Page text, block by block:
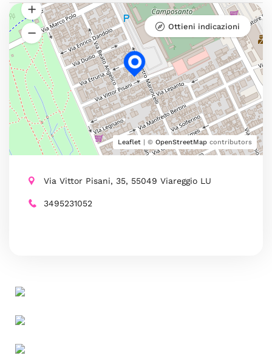
Leaflet | © OpenStreetMap contributors
Ottieni indicazioni
Via Vittor Pisani, 35, 55049 Viareggio LU
3495231052